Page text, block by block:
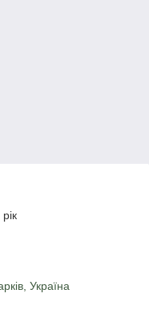
Україна